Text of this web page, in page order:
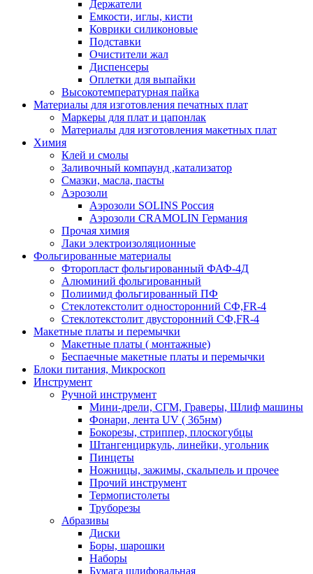
Держатели
Емкости, иглы, кисти
Коврики силиконовые
Подставки
Очистители жал
Диспенсеры
Оплетки для выпайки
Высокотемпературная пайка
Материалы для изготовления печатных плат
Маркеры для плат и цапонлак
Материалы для изготовления макетных плат
Химия
Клей и смолы
Заливочный компаунд ,катализатор
Смазки, масла, пасты
Аэрозоли
Аэрозоли SOLINS Россия
Аэрозоли CRAMOLIN Германия
Прочая химия
Лаки электроизоляционные
Фольгированные материалы
Фторопласт фольгированный ФАФ-4Д
Алюминий фольгированный
Полиимид фольгированный ПФ
Стеклотекстолит односторонний CФ,FR-4
Стеклотекстолит двусторонний СФ,FR-4
Макетные платы и перемычки
Макетные платы ( монтажные)
Беспаечные макетные платы и перемычки
Блоки питания, Микроскоп
Инструмент
Ручной инструмент
Мини-дрели, СГМ, Граверы, Шлиф машины
Фонари, лента UV ( 365нм)
Бокорезы, cтриппер, плоскогубцы
Штангенциркуль, линейки, угольник
Пинцеты
Ножницы, зажимы, скальпель и прочее
Прочий инструмент
Термопистолеты
Труборезы
Абразивы
Диски
Боры, шарошки
Наборы
Бумага шлифовальная